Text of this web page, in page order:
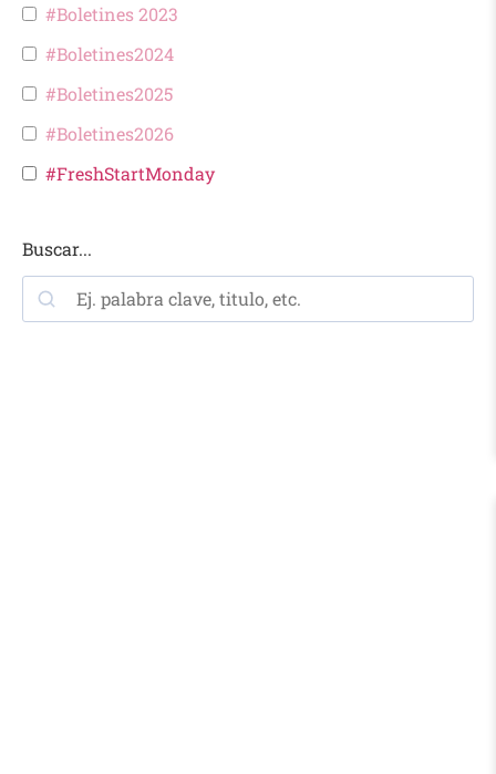
#Boletines 2023
#Boletines2024
#Boletines2025
#Boletines2026
#FreshStartMonday
Buscar...